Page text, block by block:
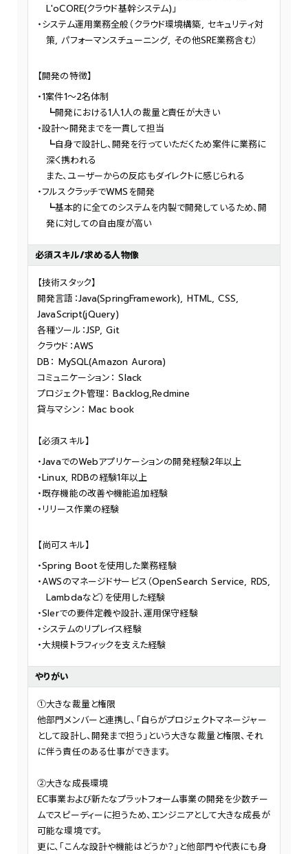
L'oCORE(クラウド基幹システム)」
システム運用業務全般（クラウド環境構築, セキュリティ対
策, パフォーマンスチューニング, その他SRE業務含む）
【開発の特徴】
1案件1～2名体制
┗開発における1人1人の裁量と責任が大きい
設計～開発までを一貫して担当
┗自身で設計し、開発を行っていただくため案件に業務に
深く携われる
また、ユーザーからの反応もダイレクトに感じられる
フルスクラッチでWMSを開発
┗基本的に全てのシステムを内製で開発しているため、開
発に対しての自由度が高い
必須スキル/求める人物像
【技術スタック】
開発言語：Java(SpringFramework), HTML, CSS,
JavaScript(jQuery)
各種ツール：JSP, Git
クラウド：AWS
DB： MySQL(Amazon Aurora)
コミュニケーション： Slack
プロジェクト管理： Backlog,Redmine
貸与マシン： Mac book
【必須スキル】
JavaでのWebアプリケーションの開発経験2年以上
Linux, RDBの経験1年以上
既存機能の改善や機能追加経験
リリース作業の経験
【尚可スキル】
Spring Bootを使用した業務経験
AWSのマネージドサービス（OpenSearch Service, RDS,
Lambdaなど）を使用した経験
SIerでの要件定義や設計、運用保守経験
システムのリプレイス経験
大規模トラフィックを支えた経験
やりがい
①大きな裁量と権限
他部門メンバーと連携し、「自らがプロジェクトマネージャー
として設計し、開発まで担う」という大きな裁量と権限、それ
に伴う責任のある仕事ができます。
②大きな成長環境
EC事業および新たなプラットフォーム事業の開発を少数チー
ムでスピーディーに担うため、エンジニアとして大きな成長が
可能な環境です。
更に、「こんな設計や機能はどうか？」と他部門や代表にも身